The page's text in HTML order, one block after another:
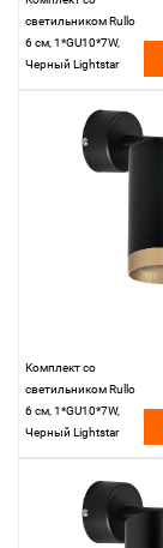
светильником Rullo
6 см, 1*GU10*7W,
Черный Lightstar
Комплект со
светильником Rullo
6 см, 1*GU10*7W,
Черный Lightstar